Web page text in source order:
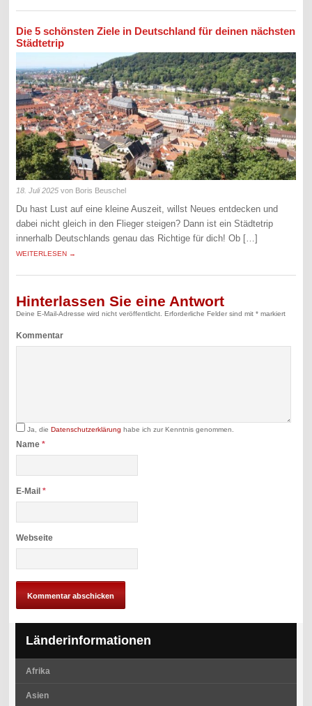
Die 5 schönsten Ziele in Deutschland für deinen nächsten
Städtetrip
18. Juli 2025 von Boris Beuschel
Du hast Lust auf eine kleine Auszeit, willst Neues entdecken und
dabei nicht gleich in den Flieger steigen? Dann ist ein Städtetrip
innerhalb Deutschlands genau das Richtige für dich! Ob […]
WEITERLESEN →
Hinterlassen Sie eine Antwort
Deine E-Mail-Adresse wird nicht veröffentlicht. Erforderliche Felder sind mit* markiert
Kommentar
Ja, dieDatenschutzerklärung habe ich zur Kenntnis genommen.
Name*
E-Mail*
Webseite
Länderinformationen
Afrika
Asien